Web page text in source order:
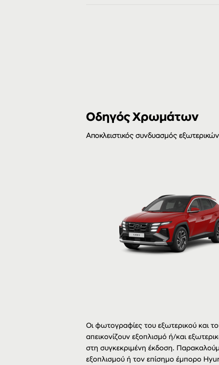
Οδηγός Χρωμάτων
Αποκλειστικός συνδυασμός
Οι φωτογραφίες του εξωτερικού και
απεικονίζουν εξοπλισμό ή/και
στη συγκεκριμένη έκδοση.
εξοπλισμού ή τον επίσημο έμπορο